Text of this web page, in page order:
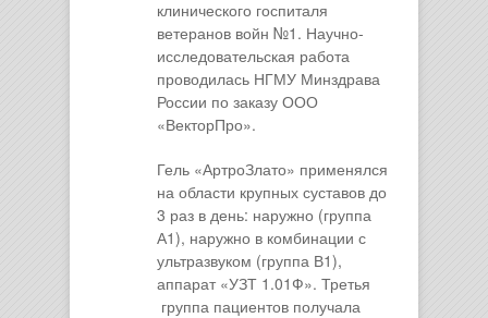
клинического госпиталя
ветеранов войн №1. Научно-
исследовательская работа
проводилась НГМУ Минздрава
России по заказу ООО
«ВекторПро».
Гель «АртроЗлато» применялся
на области крупных суставов до
3 раз в день: наружно (группа
А1), наружно в комбинации с
ультразвуком (группа В1),
аппарат «УЗТ 1.01Ф». Третья
группа пациентов получала